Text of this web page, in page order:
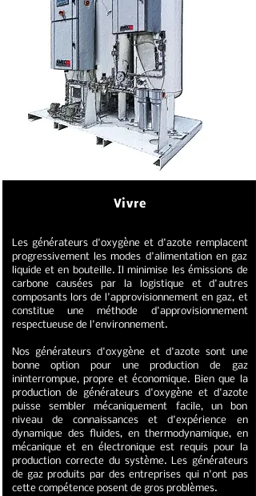
Vivre
Les générateurs d'oxygène et d'azote remplacent
progressivement les modes d'alimentation en gaz
liquide et en bouteille. Il minimise les émissions de
carbone causées par la logistique et d'autres
composants lors de l'approvisionnement en gaz, et
constitue une méthode d'approvisionnement
respectueuse de l'environnement.
Nos générateurs d'oxygène et d'azote sont une
bonne option pour une production de gaz
ininterrompue, propre et économique. Bien que la
production de générateurs d'oxygène et d'azote
puisse sembler mécaniquement facile, un bon
niveau de connaissances et d'expérience en
dynamique des fluides, en thermodynamique, en
mécanique et en électronique est requis pour la
production correcte du système. Les générateurs
de gaz produits par des entreprises qui n'ont pas
cette compétence posent de gros problèmes.